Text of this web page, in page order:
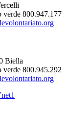
verde 800.947.177
Biella
verde 800.945.292